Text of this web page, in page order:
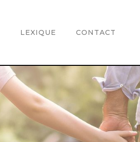
LEXIQUE CONTACT